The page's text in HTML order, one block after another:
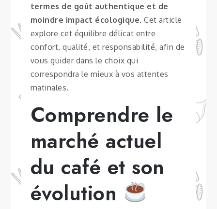
termes de goût authentique et de
moindre impact écologique. Cet article
explore cet équilibre délicat entre
confort, qualité, et responsabilité, afin de
vous guider dans le choix qui
correspondra le mieux à vos attentes
matinales.
Comprendre le
marché actuel
du café et son
évolution